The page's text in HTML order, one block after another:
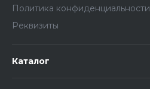
Политика конфиденциальности
Реквизиты
Каталог